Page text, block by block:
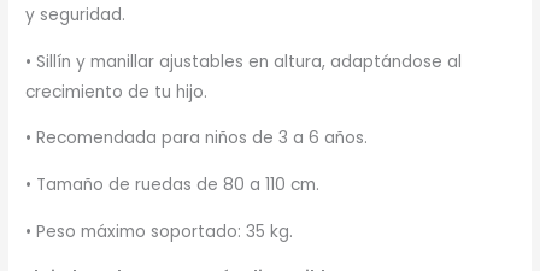
y seguridad.
• Sillín y manillar ajustables en altura, adaptándose al
crecimiento de tu hijo.
• Recomendada para niños de3 a 6 años.
• Tamaño de ruedas de 80 a 110 cm.
•Peso máximo soportado: 35 kg.